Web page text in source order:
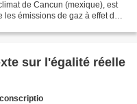
de Cancun (mexique), est
émissions de gaz à effet de
sur l'égalité réelle